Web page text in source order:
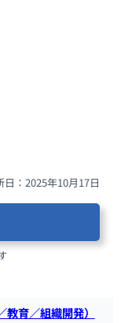
日：2025年10月17日
育／組織開発）